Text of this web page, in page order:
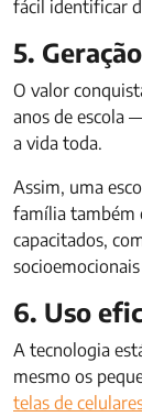
fácil identificar
5.
O valor
anos de escola
a vida toda.
Assim, uma
família também
capacitados,
6. Uso
A tecnologia
mesmo os
telas de